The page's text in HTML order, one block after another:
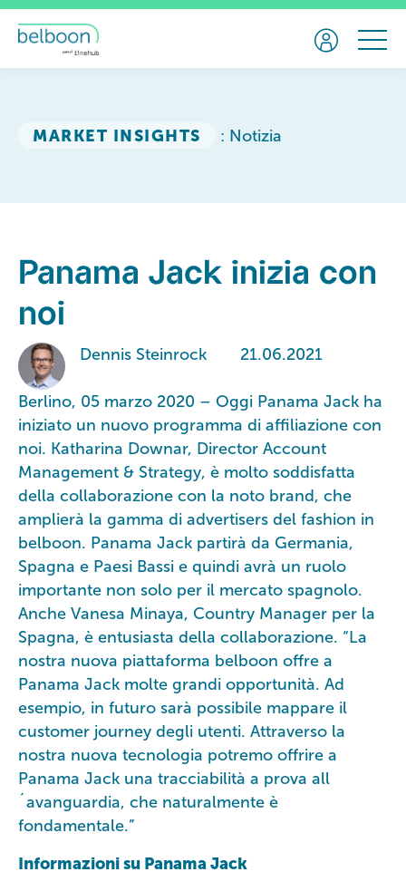
MARKET INSIGHTS : Notizia
Panama Jack inizia con
noi
Dennis Steinrock 21.06.2021
Berlino, 05 marzo 2020 – Oggi Panama Jack ha
iniziato un nuovo programma di affiliazione con
noi. Katharina Downar, Director Account
Management & Strategy, è molto soddisfatta
della collaborazione con la noto brand, che
amplierà la gamma di advertisers del fashion in
belboon. Panama Jack partirà da Germania,
Spagna e Paesi Bassi e quindi avrà un ruolo
importante non solo per il mercato spagnolo.
Anche Vanesa Minaya, Country Manager per la
Spagna, è entusiasta della collaborazione. “La
nostra nuova piattaforma belboon offre a
Panama Jack molte grandi opportunità. Ad
esempio, in futuro sarà possibile mappare il
customer journey degli utenti. Attraverso la
nostra nuova tecnologia potremo offrire a
Panama Jack una tracciabilità a prova all
´avanguardia, che naturalmente è
fondamentale.”
Informazioni su Panama Jack